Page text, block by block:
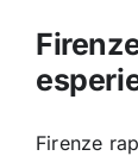
Firenze